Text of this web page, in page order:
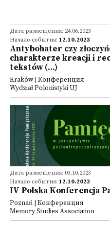
Дата размещения: 24.06.2023
Начало события: 12.10.2023
Antybohater czy
charakterze kreacji i
tekstów (...)
Kraków | Конференция
Wydział Polonistyki UJ
Дата размещения: 03.10.2023
Начало события: 12.10.2023
IV Polska Konferencja
Poznań | Конференция
Memory Studies Association